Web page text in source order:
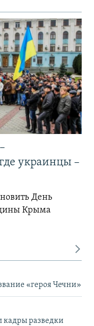
украинцы –
День
Крыма
«героя Чечни»
кадры разведки